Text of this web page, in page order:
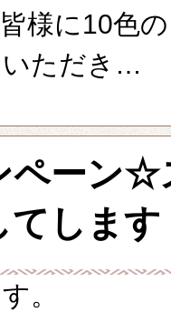
様に10色
いただき…
ペーン☆
てします
。